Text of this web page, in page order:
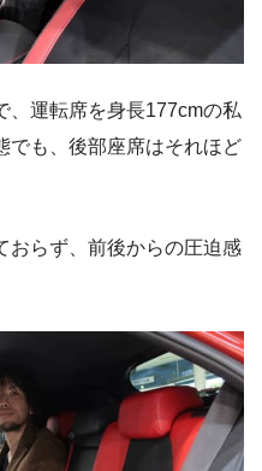
、運転席を身長177cmの私
でも、後部座席はそれほど
おらず、前後からの圧迫感